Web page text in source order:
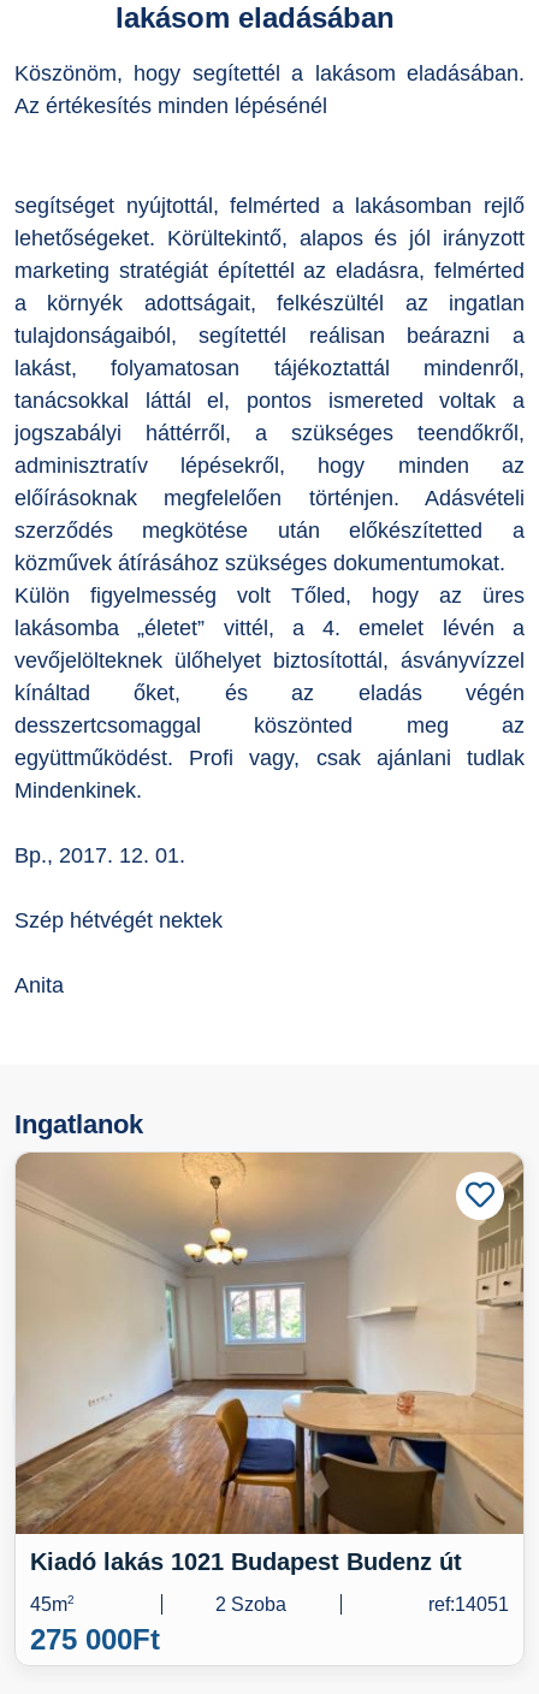
lakásom eladásában
Köszönöm, hogy segítettél a lakásom eladásában.
Az értékesítés minden lépésénél
segítséget nyújtottál, felmérted a lakásomban rejlő
lehetőségeket. Körültekintő, alapos és jól irányzott
marketing stratégiát építettél az eladásra, felmérted
a környék adottságait, felkészültél az ingatlan
tulajdonságaiból, segítettél reálisan beárazni a
lakást, folyamatosan tájékoztattál mindenről,
tanácsokkal láttál el, pontos ismereted voltak a
jogszabályi háttérről, a szükséges teendőkről,
adminisztratív lépésekről, hogy minden az
előírásoknak megfelelően történjen. Adásvételi
szerződés megkötése után előkészítetted a
közművek átírásához szükséges dokumentumokat.
Külön figyelmesség volt Tőled, hogy az üres
lakásomba „életet” vittél, a 4. emelet lévén a
vevőjelölteknek ülőhelyet biztosítottál, ásványvízzel
kínáltad őket, és az eladás végén
desszertcsomaggal köszönted meg az
együttműködést. Profi vagy, csak ajánlani tudlak
Mindenkinek.
Bp., 2017. 12. 01.
Szép hétvégét nektek
Anita
Ingatlanok
Kiadó lakás 1021 Budapest Budenz út
45m2 2 Szoba ref:14051
275 000Ft